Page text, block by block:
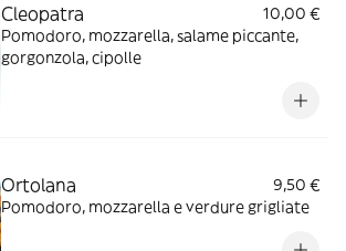
Cleopatra
10,00 €
Pomodoro, mozzarella, salame piccante,
gorgonzola, cipolle
Ortolana
9,50 €
Pomodoro, mozzarella e verdure grigliate